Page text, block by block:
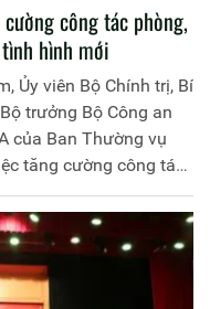
công tác phòng,
hình mới
Ủy viên Bộ Chính trị, Bí
trưởng Bộ Công an
của Ban Thường vụ
tăng cường công tác
trong tình hình mới.